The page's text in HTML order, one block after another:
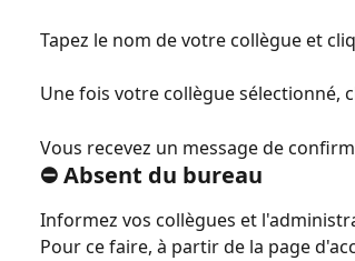
Tapez le nom de votre collègue et
Une fois votre collègue sélectionné,
Vous recevez un message de
⛔️ Absent du bureau
Informez vos collègues et
Pour ce faire, à partir de la page